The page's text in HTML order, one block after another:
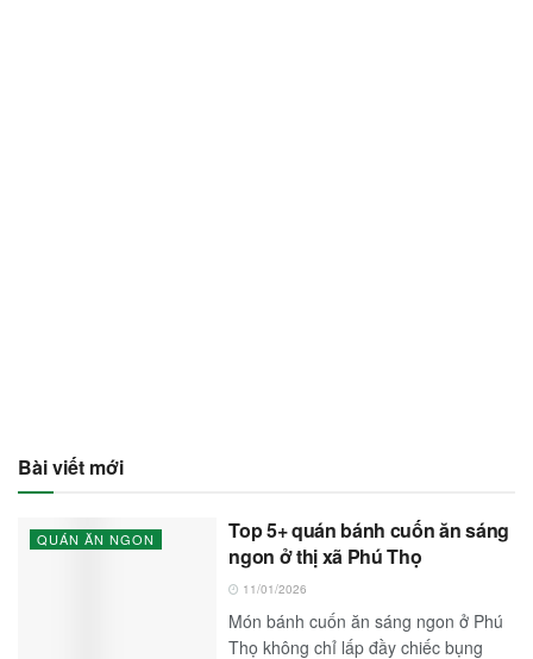
Bài viết mới
QUÁN ĂN NGON
Top 5+ quán bánh cuốn ăn sáng
ngon ở thị xã Phú Thọ
11/01/2026
Món bánh cuốn ăn sáng ngon ở Phú
Thọ không chỉ lấp đầy chiếc bụng